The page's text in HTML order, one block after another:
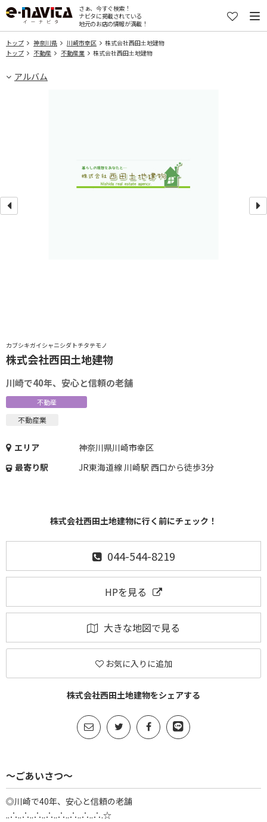
さぁ、今すぐ検索！
ナビタに掲載されている
地元のお店の情報が満載！
トップ 神奈川県 川崎市幸区
株式会社西田土地建物
トップ
不動産 不動産業 株式会社西田土地建物
アルバム
カブシキガイシャニシダトチタテモノ
株式会社西田土地建物
川崎で40年、安心と信頼の老舗
不動産
不動産業
エリア
神奈川県川崎市幸区
最寄り駅
JR東海道線 川崎駅 西口から徒歩3分
株式会社西田土地建物に行く前にチェック！
044-544-8219
HPを見る
大きな地図で見る
お気に入りに追加
株式会社西田土地建物をシェアする
～ごあいさつ～
◎川崎で40年、安心と信頼の老舗
..∴..∴..∴..∴..∴..∴..∴..∴.☆